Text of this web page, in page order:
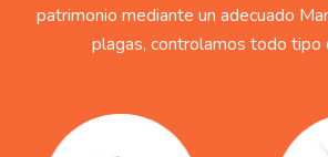
patrimonio mediante un adecuado
plagas, controlamos todo tipo